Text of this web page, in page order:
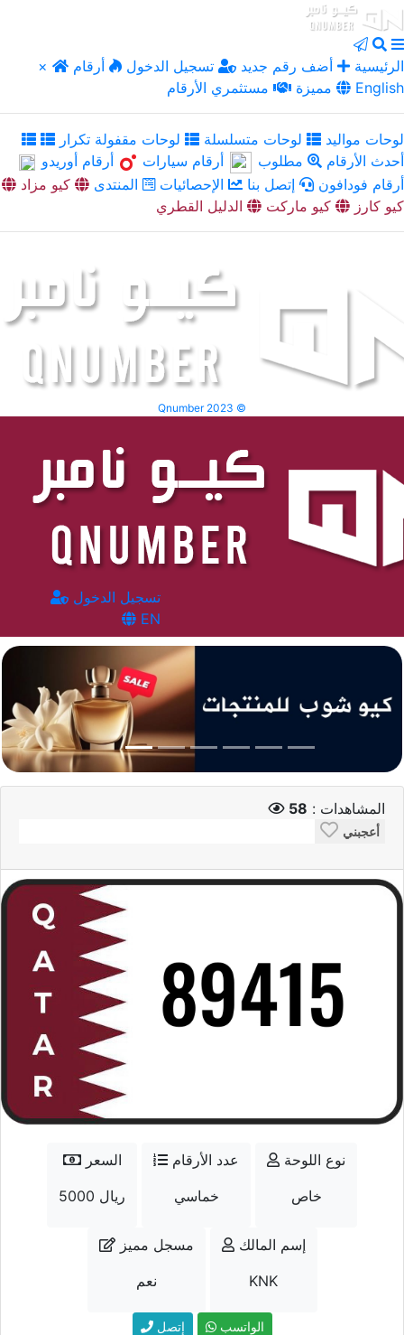
× الرئيسية أضف رقم جديد تسجيل الدخول
أرقام
مميزة
مستثمري الأرقام English
لوحات مواليد لوحات متسلسلة
لوحات مقفولة تكرار
أحدث الأرقام
مطلوب أرقام سيارات
أرقام أوريدو
أرقام فودافون
إتصل بنا الإحصائيات المنتدى
كيو مزاد
كيو كارز
كيو ماركت الدليل القطري
Qnumber 2023 ©
تسجيل الدخول
EN
المشاهدات : 58
أعجبني
السعر
5000 ريال
عدد الأرقام
خماسي
نوع اللوحة
خاص
مسجل مميز
نعم
إسم المالك
KNK
إتصل
الواتسب